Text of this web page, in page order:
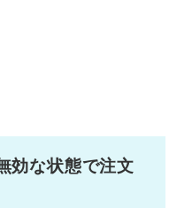
効な状態で注文